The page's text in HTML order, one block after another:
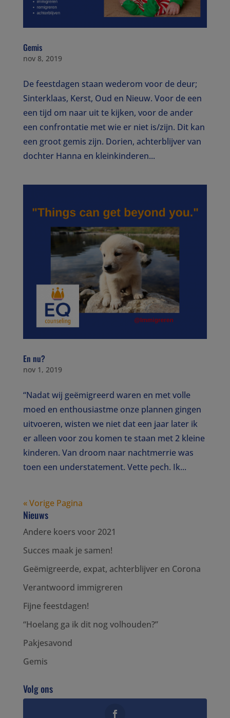
Gemis
nov 8, 2019
De feestdagen staan wederom voor de deur;
Sinterklaas, Kerst, Oud en Nieuw. Voor de een
een tijd om naar uit te kijken, voor de ander
een confrontatie met wie er niet is/zijn. Dit kan
een groot gemis zijn. Dorien, achterblijver van
dochter Hanna en kleinkinderen...
En nu?
nov 1, 2019
“Nadat wij geëmigreerd waren en met volle
moed en enthousiastme onze plannen gingen
uitvoeren, wisten we niet dat een jaar later ik
er alleen voor zou komen te staan met 2 kleine
kinderen. Van droom naar nachtmerrie was
toen een understatement. Vette pech. Ik...
« Vorige Pagina
Nieuws
Andere koers voor 2021
Succes maak je samen!
Geëmigreerde, expat, achterblijver en Corona
Verantwoord immigreren
Fijne feestdagen!
“Hoelang ga ik dit nog volhouden?”
Pakjesavond
Gemis
Volg ons